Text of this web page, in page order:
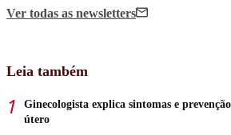
Ver todas as newsletters
Leia também
Ginecologista explica sintomas e
útero